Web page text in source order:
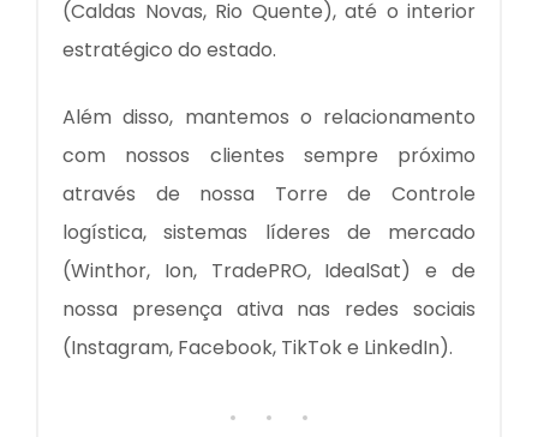
(Caldas Novas, Rio Quente), até o interior
estratégico do estado.
Além disso, mantemos o relacionamento
com nossos clientes sempre próximo
através de nossa Torre de Controle
logística, sistemas líderes de mercado
(Winthor, Ion, TradePRO, IdealSat) e de
nossa presença ativa nas redes sociais
(Instagram, Facebook, TikTok e LinkedIn).